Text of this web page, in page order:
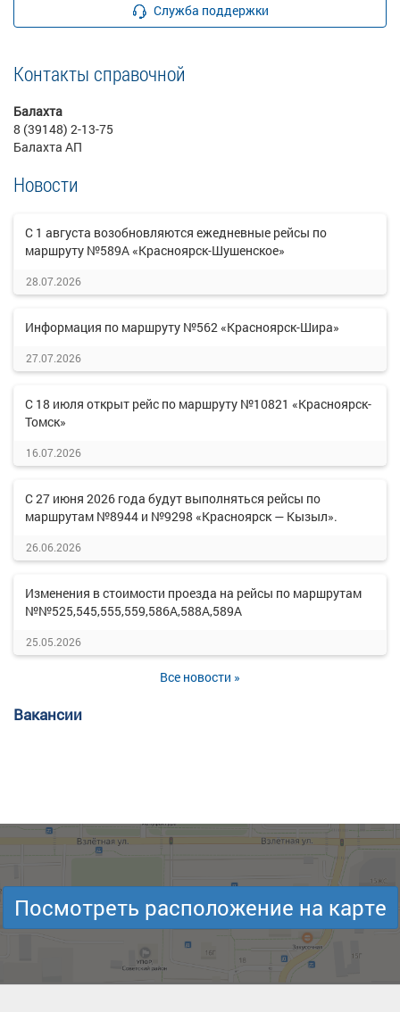
Служба поддержки
Контакты справочной
Балахта
8 (39148) 2-13-75
Балахта АП
Новости
С 1 августа возобновляются ежедневные рейсы по
маршруту №589А «Красноярск-Шушенское»
28.07.2026
Информация по маршруту №562 «Красноярск-Шира»
27.07.2026
С 18 июля открыт рейс по маршруту №10821 «Красноярск-
Томск»
16.07.2026
С 27 июня 2026 года будут выполняться рейсы по
маршрутам №8944 и №9298 «Красноярск — Кызыл».
26.06.2026
Изменения в стоимости проезда на рейсы по маршрутам
№№525,545,555,559,586А,588А,589А
25.05.2026
Все новости »
Вакансии
Посмотреть расположение на карте